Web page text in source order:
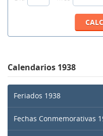
Calendarios 1938
Feriados 1938
Fechas Conmemorativas